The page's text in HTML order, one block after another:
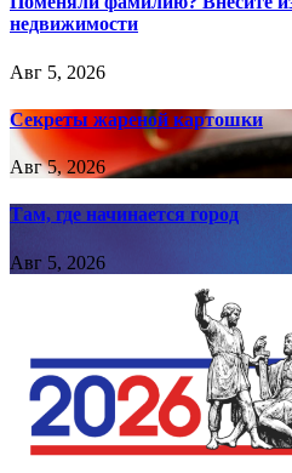
недвижимости
Авг 5, 2026
Секреты жареной картошки
Авг 5, 2026
Там, где начинается город
Авг 5, 2026